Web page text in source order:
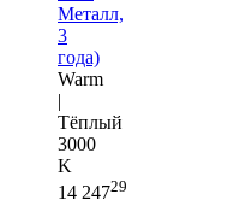
Металл,
3
года)
Warm
|
Тёплый
3000
K
14 24729